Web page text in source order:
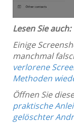
Lesen Sie auch:
Einige
manchmal
verlorene
Methoden
Öffnen Sie
praktische
gelöschter